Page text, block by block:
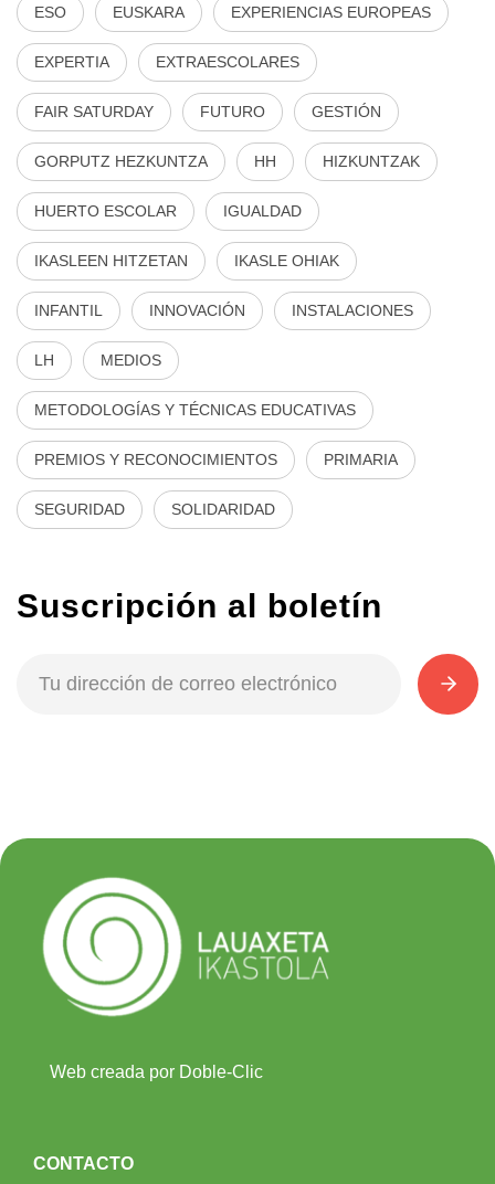
ESO EUSKARA EXPERIENCIAS EUROPEAS
EXPERTIA EXTRAESCOLARES
FAIR SATURDAY FUTURO GESTIÓN
GORPUTZ HEZKUNTZA HH HIZKUNTZAK
HUERTO ESCOLAR IGUALDAD
IKASLEEN HITZETAN IKASLE OHIAK
INFANTIL INNOVACIÓN INSTALACIONES
LH MEDIOS
METODOLOGÍAS Y TÉCNICAS EDUCATIVAS
PREMIOS Y RECONOCIMIENTOS PRIMARIA
SEGURIDAD SOLIDARIDAD
Suscripción al boletín
Web creada por Doble-Clic
CONTACTO